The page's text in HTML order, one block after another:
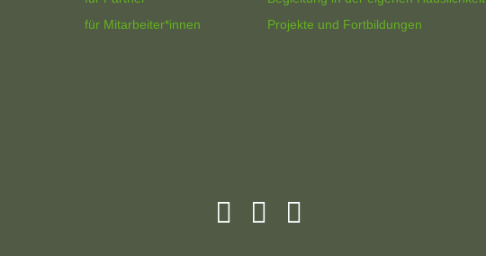
für Mitarbeiter*innen
Projekte und Fortbildungen